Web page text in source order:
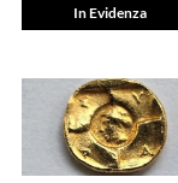
In Evidenza